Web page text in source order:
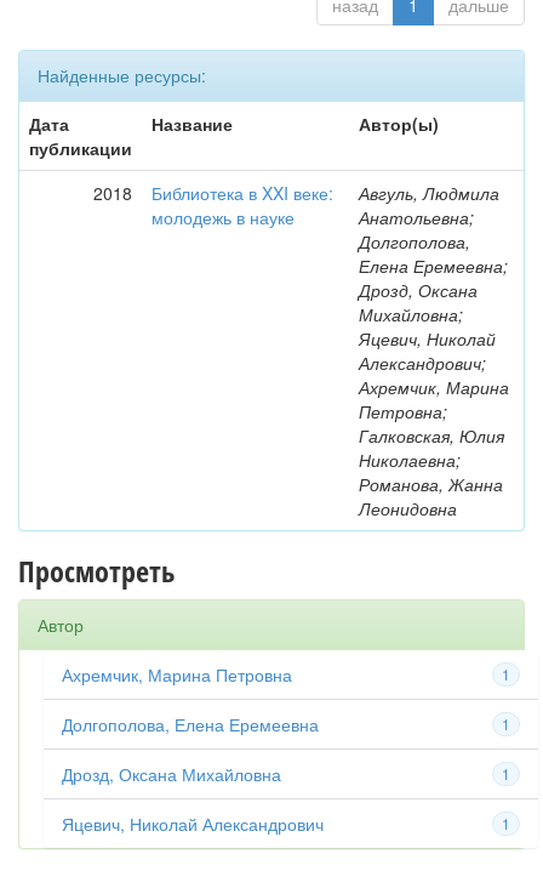
назад 1 дальше
Найденные ресурсы:
Дата
публикации
Название Автор(ы)
2018
Библиотека в XXI веке:
молодежь в науке
Авгуль, Людмила
Анатольевна;
Долгополова,
Елена Еремеевна;
Дрозд, Оксана
Михайловна;
Яцевич, Николай
Александрович;
Ахремчик, Марина
Петровна;
Галковская, Юлия
Николаевна;
Романова, Жанна
Леонидовна
Просмотреть
Автор
1
Ахремчик, Марина Петровна
1
Долгополова, Елена Еремеевна
1
Дрозд, Оксана Михайловна
1
Яцевич, Николай Александрович